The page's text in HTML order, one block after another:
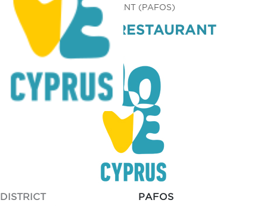
HAPPY ISLAND RESTAURANT (PAFOS)
HAPPY ISLAND RESTAURANT
(PAFOS)
DISTRICT
PAFOS